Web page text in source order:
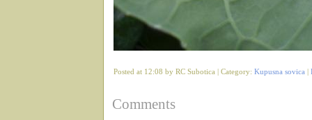
Posted at 12:08 by RC Subotica | Category: Kupusna sovica
Comments